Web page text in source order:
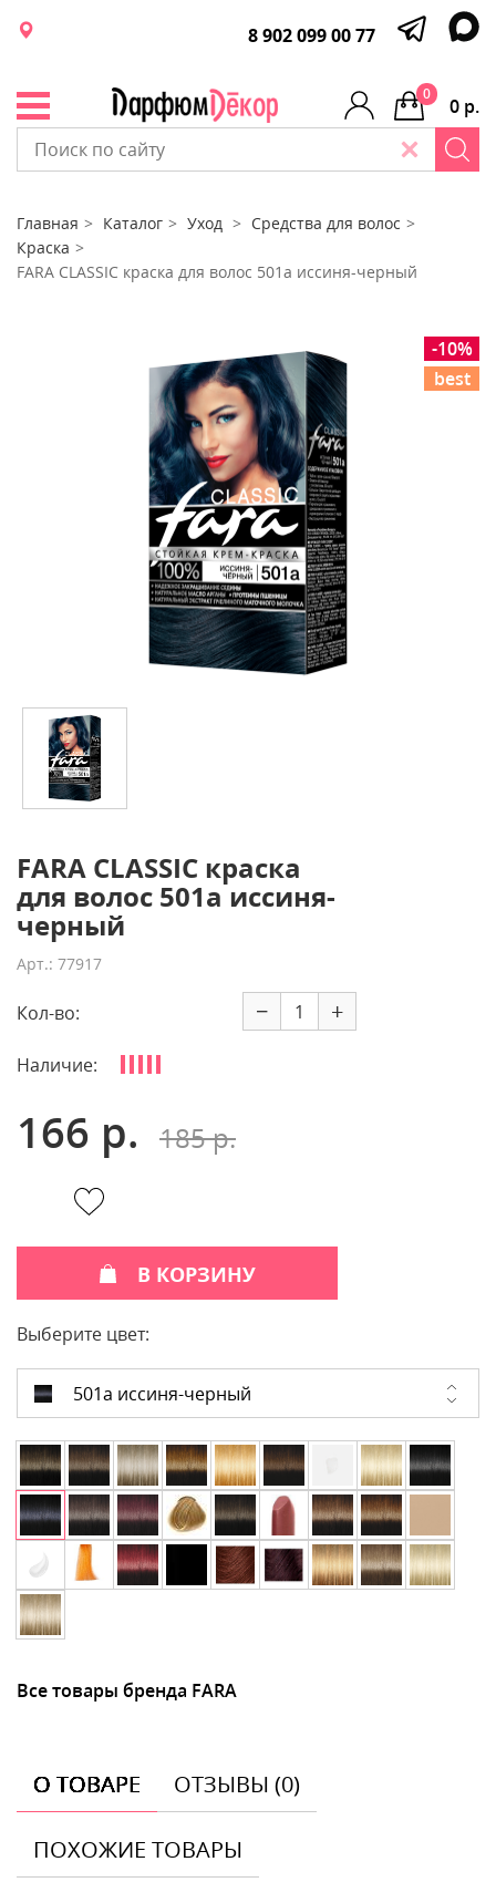
8 902 099 00 77
0 р.
0
Главная Каталог Уход
Средства для волос
Краска
FARA CLASSIC краска для волос 501а иссиня-черный
-10%
best
FARA CLASSIC краска
для волос 501а иссиня-
черный
Арт.: 77917
Кол-во: − +
Наличие:
166 р. 185 р.
В КОРЗИНУ
Выберите цвет:
501а иссиня-черный
Все товары бренда FARA
О ТОВАРЕ ОТЗЫВЫ (0)
ПОХОЖИЕ ТОВАРЫ